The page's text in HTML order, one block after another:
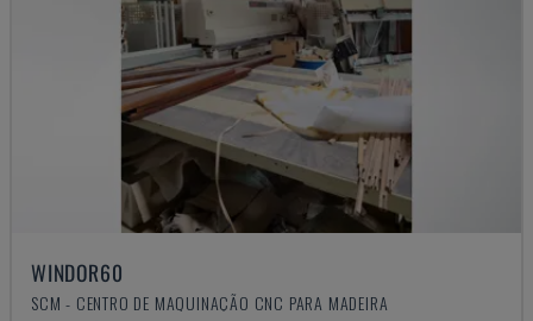
WINDOR60
SCM - CENTRO DE MAQUINAÇÃO CNC PARA MADEIRA